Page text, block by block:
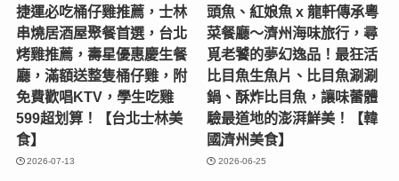
捷運必吃桶仔雞推薦，士林
串燒居酒屋聚餐首選，台北
烤雞推薦，壽星優惠慶生餐
廳，滿額送整隻桶仔雞，附
免費歡唱KTV，學生吃雞
599超划算！【台北士林美
食】
2026-07-13
頭魚、紅娘魚 x 龍軒傳承粵
菜餐廳～濟州海味旅行，尋
覓老饕的夢幻逸品！最狂活
比目魚生魚片、比目魚涮涮
鍋、酥炸比目魚，讓味蕾體
驗最道地的澎湃鮮美！【韓
國濟州美食】
2026-06-25